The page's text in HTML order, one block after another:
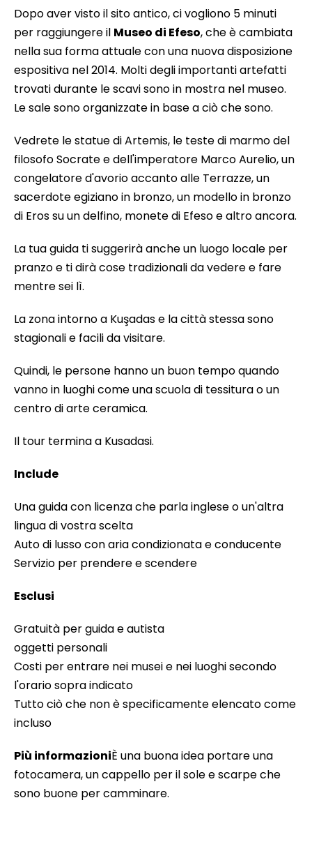
Dopo aver visto il sito antico, ci vogliono 5 minuti
per raggiungere il Museo di Efeso, che è cambiata
nella sua forma attuale con una nuova disposizione
espositiva nel 2014. Molti degli importanti artefatti
trovati durante le scavi sono in mostra nel museo.
Le sale sono organizzate in base a ciò che sono.
Vedrete le statue di Artemis, le teste di marmo del
filosofo Socrate e dell'imperatore Marco Aurelio, un
congelatore d'avorio accanto alle Terrazze, un
sacerdote egiziano in bronzo, un modello in bronzo
di Eros su un delfino, monete di Efeso e altro ancora.
La tua guida ti suggerirà anche un luogo locale per
pranzo e ti dirà cose tradizionali da vedere e fare
mentre sei lì.
La zona intorno a Kuşadas e la città stessa sono
stagionali e facili da visitare.
Quindi, le persone hanno un buon tempo quando
vanno in luoghi come una scuola di tessitura o un
centro di arte ceramica.
Il tour termina a Kusadasi.
Include
Una guida con licenza che parla inglese o un'altra
lingua di vostra scelta
Auto di lusso con aria condizionata e conducente
Servizio per prendere e scendere
Esclusi
Gratuità per guida e autista
oggetti personali
Costi per entrare nei musei e nei luoghi secondo
l'orario sopra indicato
Tutto ciò che non è specificamente elencato come
incluso
Più informazioniÈ una buona idea portare una
fotocamera, un cappello per il sole e scarpe che
sono buone per camminare.